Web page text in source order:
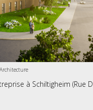
à Schiltigheim (Rue